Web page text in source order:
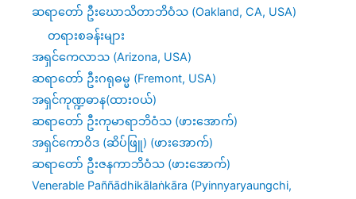
ဆရာတော် ဦးဃောသိတာဘိဝံသ (Oakland, CA, USA)
တရားစခန်းများ
အရှင်ကေလာသ (Arizona, USA)
ဆရာတော် ဦးဂရုဓမ္မ (Fremont, USA)
အရှင်ကုဏ္ဍဓာန(ထားဝယ်)
ဆရာတော် ဦးကုမာရာဘိဝံသ (ဖားအောက်)
အရှင်ကောဝိဒ (ဆိပ်ဖြူ) (ဖားအောက်)
ဆရာတော် ဦးဇနကာဘိဝံသ (ဖားအောက်)
Venerable Paññādhikālaṅkāra (Pyinnyaryaungchi,